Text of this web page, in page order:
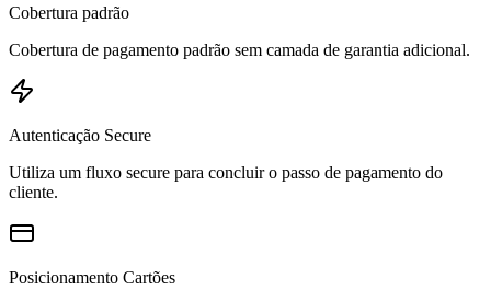
Cobertura padrão
Cobertura de pagamento padrão sem camada de garantia adicional.
Autenticação Secure
Utiliza um fluxo secure para concluir o passo de pagamento do
cliente.
Posicionamento Cartões